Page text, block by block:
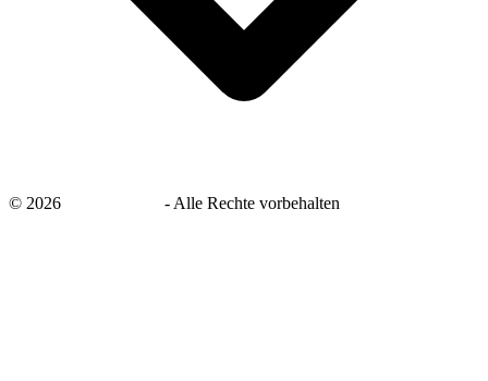
© 2026 - Alle Rechte vorbehalten